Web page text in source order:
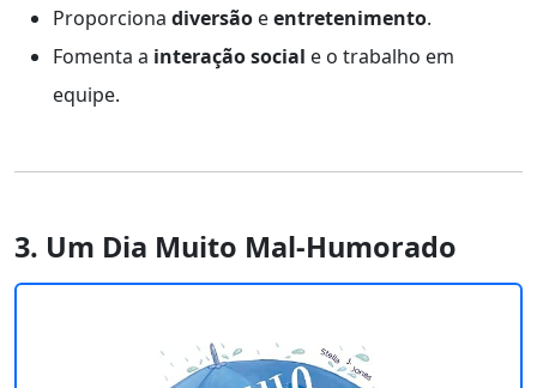
Proporciona diversão eentretenimento.
Fomenta a interação social e o trabalho em
equipe.
3. Um Dia Muito Mal-Humorado